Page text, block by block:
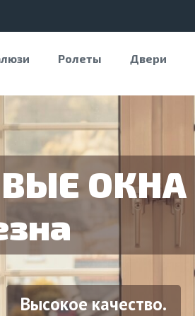
Ролеты Двери
ОКНА
Высокое качество.